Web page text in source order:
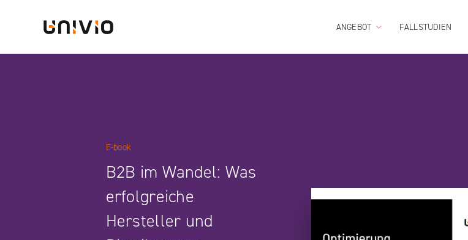
ANGEBOT FALLSTUDIEN
E-book
B2B im Wandel: Was
erfolgreiche
Hersteller und